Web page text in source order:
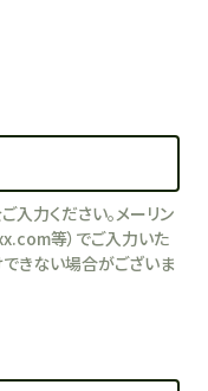
力ください。メーリン
等）でご入力いた
きない場合がございま